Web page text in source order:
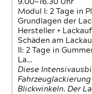
9.00—16.30 Uhr
Modul I: 2 Tage in
Grundlagen der
Hersteller +
Schäden am
II: 2 Tage in
La…
Diese
Blickwinkeln. Der